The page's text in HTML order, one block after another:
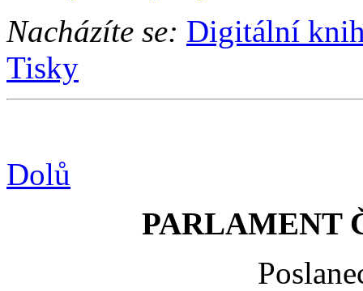
Nacházíte se: Digitální
Tisky
Dolů
PARLAMENT